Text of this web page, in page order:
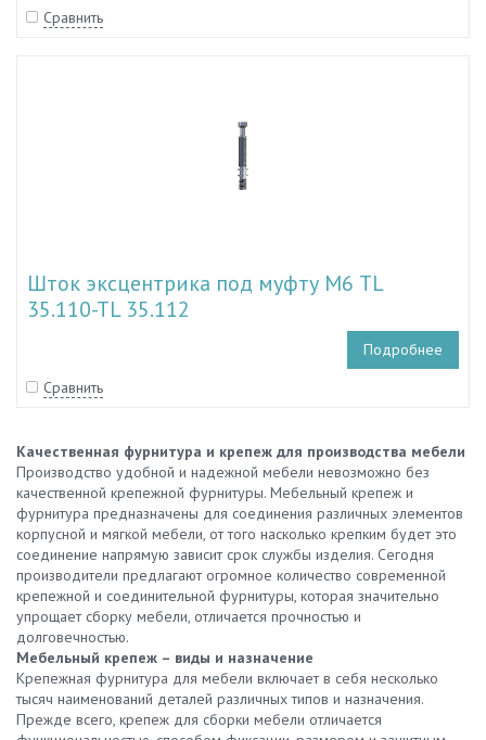
Сравнить
Шток эксцентрика под муфту М6 TL
35.110-TL 35.112
Подробнее
Сравнить
Качественная фурнитура и крепеж для производства мебели
Производство удобной и надежной мебели невозможно без
качественной крепежной фурнитуры. Мебельный крепеж и
фурнитура предназначены для соединения различных элементов
корпусной и мягкой мебели, от того насколько крепким будет это
соединение напрямую зависит срок службы изделия. Сегодня
производители предлагают огромное количество современной
крепежной и соединительной фурнитуры, которая значительно
упрощает сборку мебели, отличается прочностью и
долговечностью.
Мебельный крепеж – виды и назначение
Крепежная фурнитура для мебели включает в себя несколько
тысяч наименований деталей различных типов и назначения.
Прежде всего, крепеж для сборки мебели отличается